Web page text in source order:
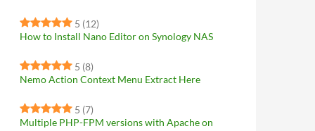
5 (12)
How to Install Nano Editor on Synology NAS
5 (8)
Nemo Action Context Menu Extract Here
5 (7)
Multiple PHP-FPM versions with Apache on